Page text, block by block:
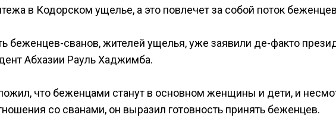
в Кодорском ущелье, а это повлечет за собой поток
беженцев-сванов, жителей ущелья, уже заявили де-факто
Абхазии Рауль Хаджимба.
что беженцами станут в основном женщины и дети, и
со сванами, он выразил готовность принять беженцев.